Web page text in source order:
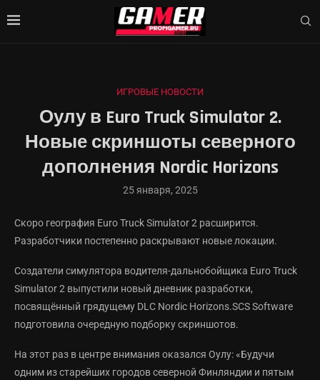
ИГРОВЫЕ НОВОСТИ
Оулу в Euro Truck Simulator 2.
Новые скриншоты северного
дополнения Nordic Horizons
25 января, 2025
Скоро география Euro Truck Simulator 2 расширится.
Разработчики постепенно раскрывают новые локации.
Создатели симулятора водителя-дальнобойщика Euro Truck
Simulator 2 выпустили новый дневник разработки,
посвящённый грядущему DLC Nordic Horizons.SCS Software
подготовила очередную подборку скриншотов.
На этот раз в центре внимания оказался Оулу: «Будучи
одним из старейших городов северной Финляндии и пятым